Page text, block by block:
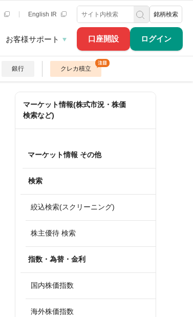
口座開設 ログイン
English IR 銘柄検索
お客様サポート
銀行 クレカ積立
マーケット情報(株式市況・株価
検索など)
マーケット情報 その他
検索
絞込検索(スクリーニング)
株主優待 検索
指数・為替・金利
国内株価指数
海外株価指数